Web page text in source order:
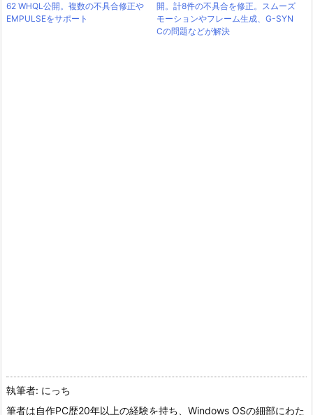
62 WHQL公開。複数の不具合修正や
EMPULSEをサポート
開。計8件の不具合を修正。スムーズ
モーションやフレーム生成、G-SYN
Cの問題などが解決
執筆者: にっち
筆者は自作PC歴20年以上の経験を持ち、Windows OSの細部にわた